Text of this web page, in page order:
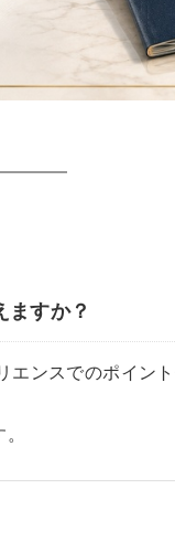
すか？
エンスでのポイン